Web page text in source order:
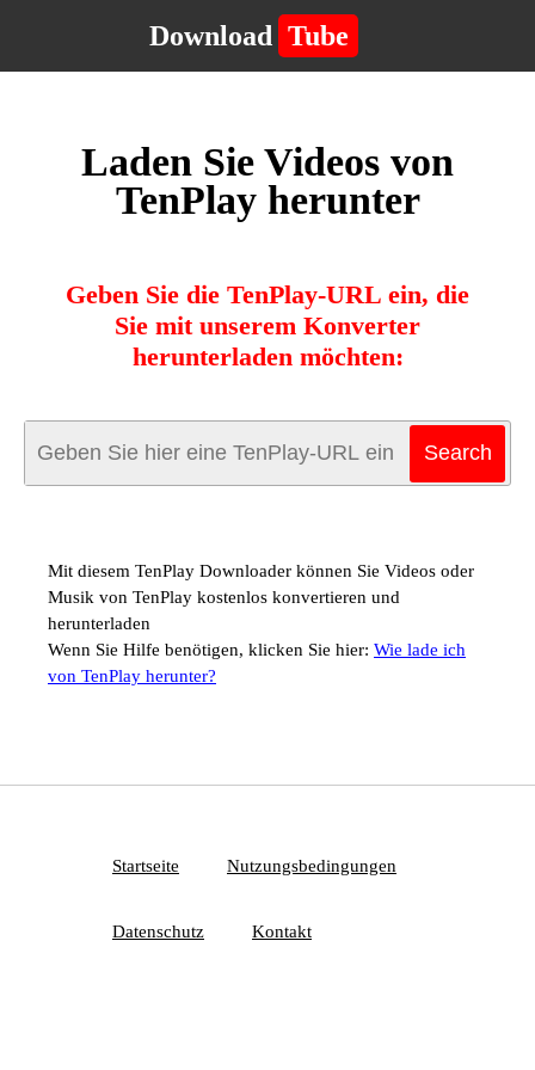
Download Tube
Laden Sie Videos von
TenPlay herunter
Geben Sie die TenPlay-URL ein, die
Sie mit unserem Konverter
herunterladen möchten:
Mit diesem TenPlay Downloader können Sie Videos oder
Musik von TenPlay kostenlos konvertieren und
herunterladen
Wenn Sie Hilfe benötigen, klicken Sie hier: Wie lade ich
von TenPlay herunter?
Startseite Nutzungsbedingungen
Datenschutz Kontakt